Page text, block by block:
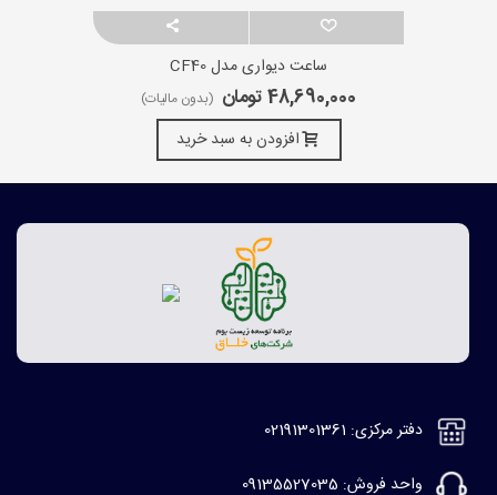
ساعت دیواری مدل CF40
48,690,000 تومان (بدون مالیات)
افزودن به سبد خرید
دفتر مرکزی: 02191301361
واحد فروش: 09135527035